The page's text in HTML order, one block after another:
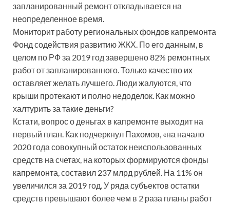
запланированный ремонт откладывается на
неопределенное время.
Мониторит работу региональных фондов капремонта
Фонд содействия развитию ЖКХ. По его данным, в
целом по РФ за 2019 год завершено 82% ремонтных
работ от запланированного. Только качество их
оставляет желать лучшего. Люди жалуются, что
крыши протекают и полно недоделок. Как можно
халтурить за такие деньги?
Кстати, вопрос о деньгах в капремонте выходит на
первый план. Как подчеркнул Пахомов, «на начало
2020 года совокупный остаток неиспользованных
средств на счетах, на которых формируются фонды
капремонта, составил 237 млрд рублей. На 11% он
увеличился за 2019 год. У ряда субъектов остатки
средств превышают более чем в 2 раза планы работ